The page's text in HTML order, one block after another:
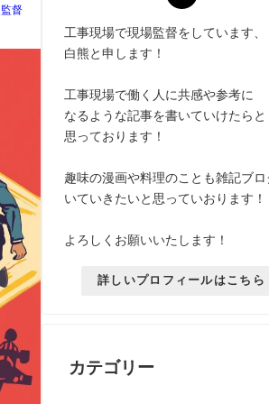
督
工事現場で現場監督をしています、
白熊と申します！
工事現場で働く人に共感や参考に
なるような記事を書いていけたらと
思っております！
趣味の漫画や料理のことも雑記ブロ
いていきたいと思っていおります！
よろしくお願いいたします！
詳しいプロフィールはこちら
カテゴリー